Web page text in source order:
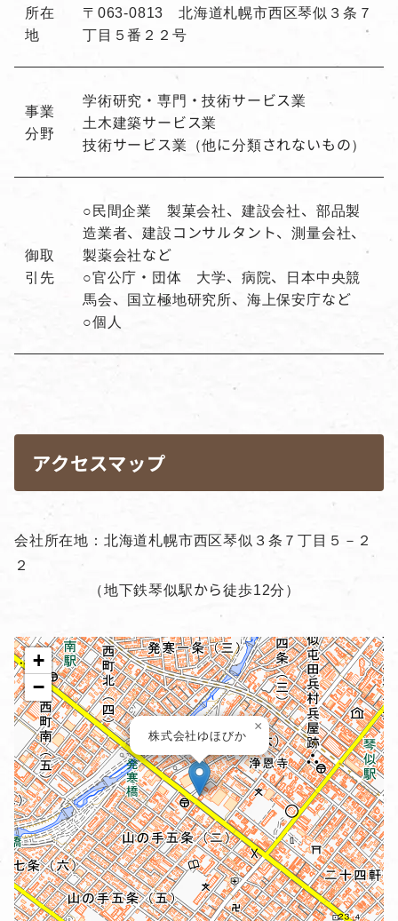
所在
地
〒063-0813 北海道札幌市西区琴似３条７
丁目５番２２号
事業
分野
学術研究・専門・技術サービス業
土木建築サービス業
技術サービス業（他に分類されないもの）
御取
引先
○民間企業 製菓会社、建設会社、部品製
造業者、建設コンサルタント、測量会社、
製薬会社など
○官公庁・団体 大学、病院、日本中央競
馬会、国立極地研究所、海上保安庁など
○個人
アクセスマップ
会社所在地：北海道札幌市西区琴似３条７丁目５－２
２
（地下鉄琴似駅から徒歩12分）
株式会社ゆほびか
×
+
−